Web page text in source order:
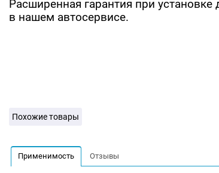
Расширенная гарантия при установке
в нашем автосервисе.
Похожие товары
Применимость Отзывы